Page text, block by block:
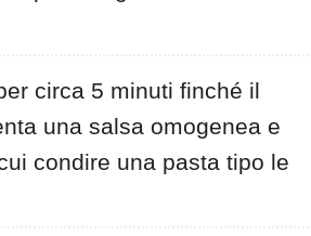
circa 5 minuti finché il
una salsa omogenea e
condire una pasta tipo le